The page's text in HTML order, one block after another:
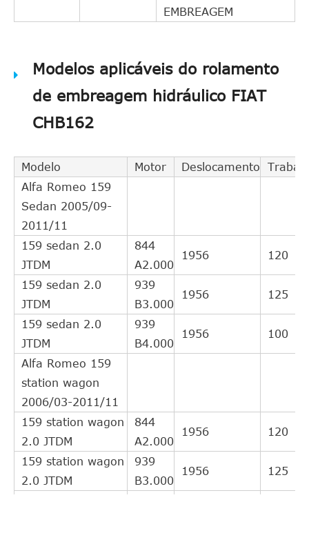
EMBREAGEM
Modelos aplicáveis do rolamento
de embreagem hidráulico FIAT
CHB162
Modelo Motor Deslocamento
Alfa Romeo 159
Sedan 2005/09-
2011/11
159 sedan 2.0
JTDM
844
A2.000
1956 120
159 sedan 2.0
JTDM
939
B3.000
1956 125
159 sedan 2.0
JTDM
939
B4.000
1956 100
Alfa Romeo 159
station wagon
2006/03-2011/11
159 station wagon
2.0 JTDM
844
A2.000
1956 120
159 station wagon
2.0 JTDM
939
B3.000
1956 125